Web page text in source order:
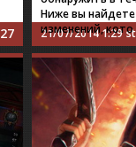
27
Ниже вы найдете
изменений, кото
21/07/2014 1:29